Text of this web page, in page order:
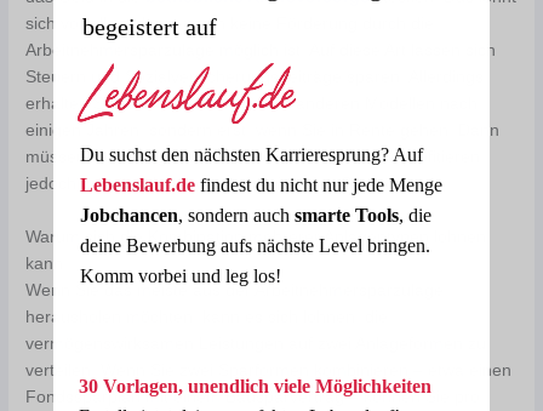
sich vor allem dann, wenn keine Förderung durch die
Arbeitnehmersparzulage möglich ist. Auf diese Art lassen sich
Steuern und Sozialversicherungsbeiträge sparen. Allerdings
erhalten Sie das Geld nicht wie bei anderen Modellen nach
einigen Jahren, sondern erst, wenn Sie in Rente gehen. Dann
müssen die Bezüge auch versteuert werden. Sie profitieren
jedoch womöglich von einem geringeren Steuersatz.
Warum sich die Kombination mehrerer Anlagentypen lohnen
kann
Wenn Sie das meiste aus der Arbeitnehmersparzulage
herausholen möchten, kann es sich lohnen, die
vermögenswirksamen Leistungen auf zwei Anlageformen zu
verteilen. Wenn Sie zwei Sparformen kombinieren – etwa einen
Fondssparplan mit einem Bausparvertrag – können Sie pro
begeistert auf
Du suchst den nächsten Karrieresprung? Auf
Lebenslauf.defindest du nicht nur jede Menge
Jobchancen, sondern auch smarte Tools, die
deine Bewerbung aufs nächste Level bringen.
Komm vorbei und leg los!
30 Vorlagen, unendlich viele Möglichkeiten